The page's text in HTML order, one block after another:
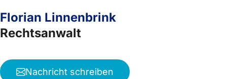
Florian Linnenbrink
Rechtsanwalt
Nachricht schreiben